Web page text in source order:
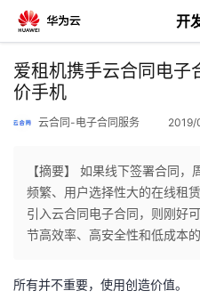
开
返
回
个
爱租机携手云合同电子
价手机
云合同-电子合同服务 2019/
【摘要】 如果线下签署合同
频繁、用户选择性大的在线租
引入云合同电子合同，则刚好
节高效率、高安全性和低成本的
所有并不重要，使用创造价值。